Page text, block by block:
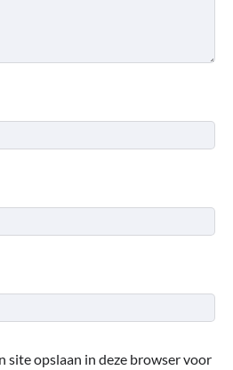
site opslaan in deze browser voor